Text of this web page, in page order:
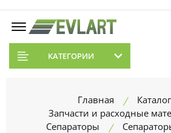
КАТЕГОРИИ
Главная
Каталог
Запчасти и расходные
Сепараторы